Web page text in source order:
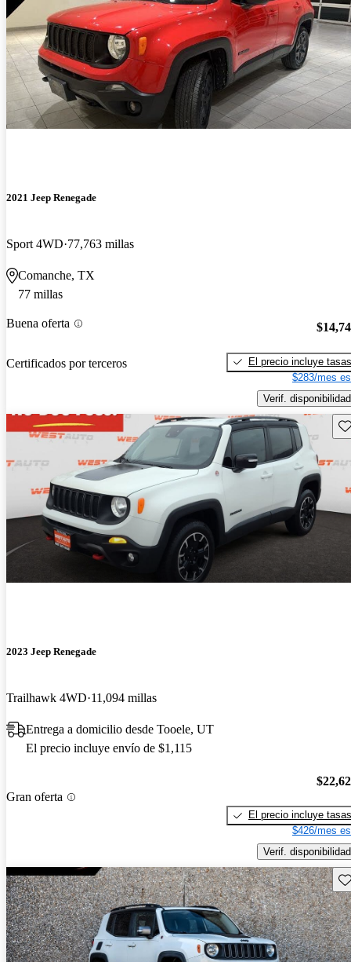
2021 Jeep Renegade
Sport 4WD 77,763 millas
Comanche, TX
77 millas
Buena oferta
Certificados por terceros
El precio incluye tasas
$283/mes
Verif. disponibilidad
2023 Jeep Renegade
Trailhawk 4WD 11,094 millas
Entrega a domicilio desde Tooele, UT
El precio incluye envío de $1,115
Gran oferta
El precio incluye tasas
$426/mes
Verif. disponibilidad